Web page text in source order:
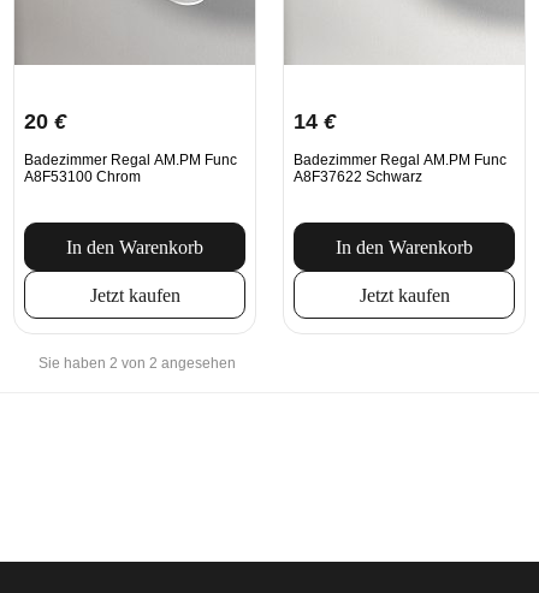
20 €
Badezimmer Regal AM.PM Func
A8F53100 Chrom
In den Warenkorb
Jetzt kaufen
14 €
Badezimmer Regal AM.PM Func
A8F37622 Schwarz
In den Warenkorb
Jetzt kaufen
Sie haben 2 von 2 angesehen